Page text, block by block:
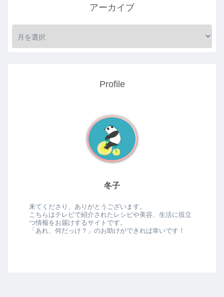
アーカイブ
Profile
冬子
来てくださり、ありがとうございます。
こちらはテレビで紹介されたレシピや美容、生活に役立
つ情報をお届けするサイトです。
「あれ、何だっけ？」のお助けができれば幸いです！